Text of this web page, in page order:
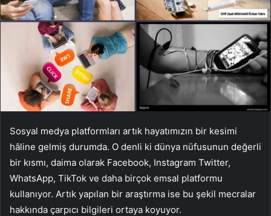
Sosyal medya platformları artık hayatımızın bir kesimi
hâline gelmiş durumda. O denli ki dünya nüfusunun değerli
bir kısmı, daima olarak Facebook, Instagram Twitter,
WhatsApp, TikTok ve daha birçok emsal platformu
kullanıyor. Artık yapılan bir araştırma ise bu şekil mecralar
hakkında çarpıcı bilgileri ortaya koyuyor.